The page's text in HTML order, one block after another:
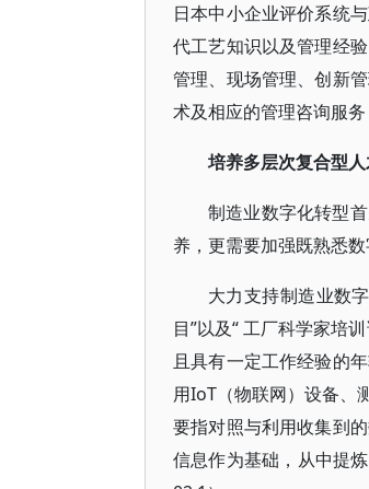
日本中小企业评价系统
代工艺知识以及管理经
管理、现场管理、创新
术及相应的管理咨询服
培养多层次复合型
制造业数字化转型
养，更需要加强既熟悉
大力支持制造业数
目”以及“ 工厂科学家培
且具有一定工作经验的
用IoT（物联网）设备、
要指对照与利用收集到
信息作为基础，从中提